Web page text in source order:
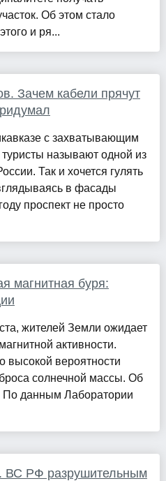
Об этом стало
и ря...
Зачем кабели прячут
с захватывающим
называют одной из
Так и хочется гулять
в фасады
проспект не просто
магнитная буря:
жителей Земли ожидает
активности.
высокой вероятности
солнечной массы. Об
По данным Лаборатории
ВС РФ разрушительным